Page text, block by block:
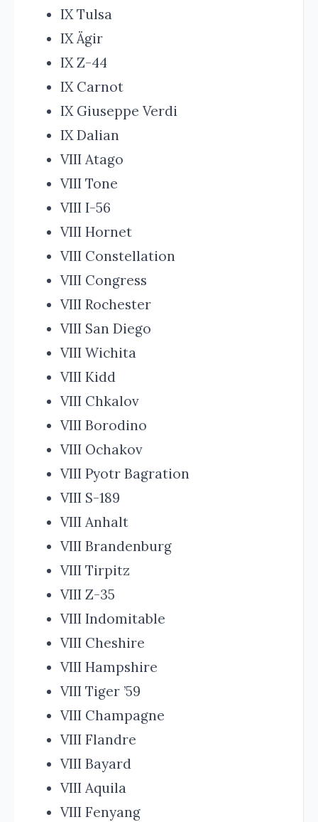
IX Tulsa
IX Ägir
IX Z-44
IX Carnot
IX Giuseppe Verdi
IX Dalian
VIII Atago
VIII Tone
VIII I-56
VIII Hornet
VIII Constellation
VIII Congress
VIII Rochester
VIII San Diego
VIII Wichita
VIII Kidd
VIII Chkalov
VIII Borodino
VIII Ochakov
VIII Pyotr Bagration
VIII S-189
VIII Anhalt
VIII Brandenburg
VIII Tirpitz
VIII Z-35
VIII Indomitable
VIII Cheshire
VIII Hampshire
VIII Tiger ’59
VIII Champagne
VIII Flandre
VIII Bayard
VIII Aquila
VIII Fenyang